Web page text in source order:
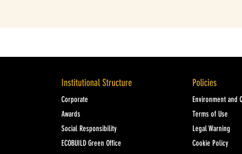
Institutional Structure
Corporate
Awards
Social Responsibility
ECOBUILD Green Office
Policies
Environment and
Terms of Use
Legal Warning
Cookie Policy